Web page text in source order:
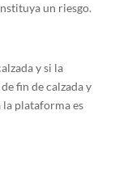
un riesgo.
y si la
fin de calzada y
plataforma es